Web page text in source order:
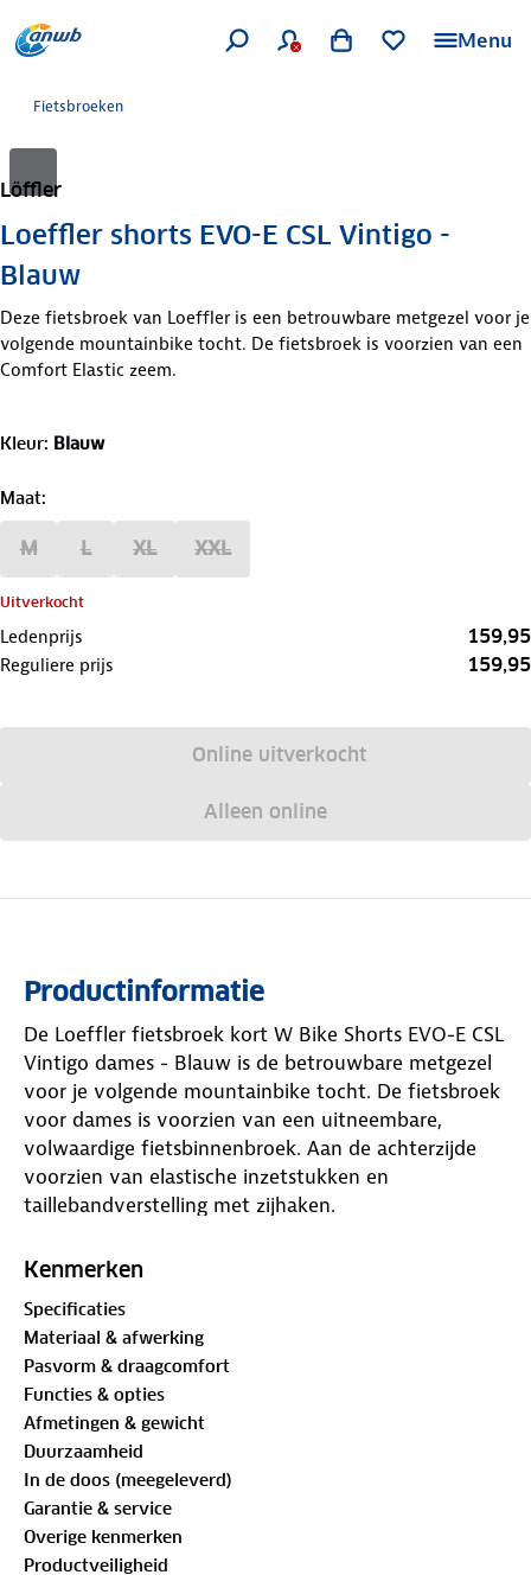
Menu
Fietsbroeken
Löffler
Loeffler shorts EVO-E CSL Vintigo -
Blauw
Deze fietsbroek van Loeffler is een betrouwbare metgezel voor je
volgende mountainbike tocht. De fietsbroek is voorzien van een
Comfort Elastic zeem.
Kleur: Blauw
Maat:
M L XL XXL
Uitverkocht
Ledenprijs 159,95
Reguliere prijs 159,95
Online uitverkocht
Alleen online
Productinformatie
De Loeffler fietsbroek kort W Bike Shorts EVO-E CSL
Vintigo dames - Blauw is de betrouwbare metgezel
voor je volgende mountainbike tocht. De fietsbroek
voor dames is voorzien van een uitneembare,
volwaardige fietsbinnenbroek. Aan de achterzijde
voorzien van elastische inzetstukken en
taillebandverstelling met zijhaken.
Onderstaand de kenmerken van de W Bike Shorts
94% Nylon en 6% elastan
Lichtgewicht
Sneldrogend
Elastisch
Waterafstotend
Vuilafstotend
Reflectoren
2 zijzakken met ritssluiting
Opgezette zakken aan de achterkant
Kenmerken
Specificaties
Materiaal & afwerking
Pasvorm & draagcomfort
Functies & opties
Afmetingen & gewicht
Duurzaamheid
In de doos (meegeleverd)
Garantie & service
Overige kenmerken
Productveiligheid